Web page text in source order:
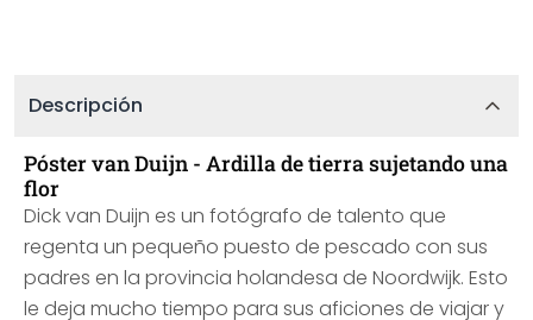
Descripción
Póster van Duijn - Ardilla de tierra sujetando una
flor
Dick van Duijn es un fotógrafo de talento que
regenta un pequeño puesto de pescado con sus
padres en la provincia holandesa de Noordwijk. Esto
le deja mucho tiempo para sus aficiones de viajar y